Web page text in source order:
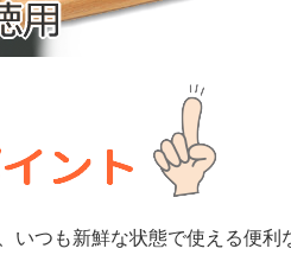
いつも新鮮な状態で使える便利